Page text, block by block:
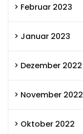
Februar 2023
Januar 2023
Dezember 2022
November 2022
Oktober 2022